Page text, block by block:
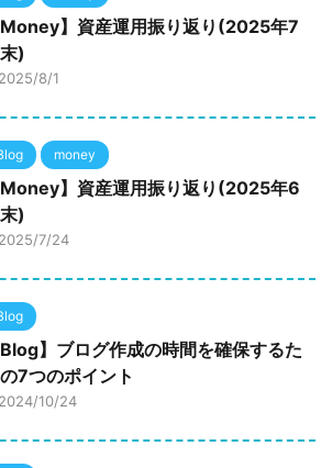
Money】資産運用振り返り(2025年7
)
2025/8/1
money
Money】資産運用振り返り(2025年6
)
2025/7/24
Blog】ブログ作成の時間を確保するた
7つのポイント
2024/10/24